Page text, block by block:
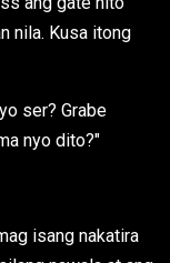
nila. Kusa itong
ser? Grabe
nyo dito?"
isang nakatira